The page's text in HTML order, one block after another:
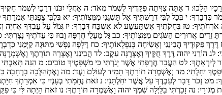
הָלָכוּ: ד אַתָּה צִוִּיתָה פִקֻּדֶיךָ לִשְׁמֹר מְאֹד: ה אַחֲלַי יִכֹּנוּ דְרָכָי לִשְׁמֹר
כִּדְבָרֶךָ: י בְּכָל לִבִּי דְרַשְׁתִּיךָ אַל תַּשְׁגֵּנִי מִמִּצְוֺתֶיךָ: יא בְּלִבִּי צָפַנְתִּי
אֹרְחֹתֶיךָ: טז בְּחֻקֹּתֶיךָ אֶשְׁתַּעֲשָׁע לֹא אֶשְׁכַּח דְּבָרֶךָ: יז גְּמֹל עַל עַבְדְּךָ אֶחְיֶה
זֵדִים אֲרוּרִים הַשֹּׁגִים מִמִּצְוֺתֶיךָ: כב גַּל מֵעָלַי חֶרְפָּה וָבוּז כִּי עֵדֹתֶיךָ נָצָרְתִּי:
דֶּרֶךְ פִּקּוּדֶיךָ הֲבִינֵנִי וְאָשִׂיחָה בְּנִפְלְאוֹתֶיךָ: כח דָּלְפָה נַפְשִׁי מִתּוּגָה קַיְּמֵנִי
לג הוֹרֵנִי יהוה דֶּרֶךְ חֻקֶּיךָ וְאֶצְּרֶנָּה עֵקֶב: לד הֲבִינֵנִי וְאֶצְּרָה תוֹרָתֶךָ
לְיִרְאָתֶךָ: לט הַעֲבֵר חֶרְפָּתִי אֲשֶׁר יָגֹרְתִּי כִּי מִשְׁפָּטֶיךָ טוֹבִים: מ הִנֵּה תָּאַבְתִּי
יִחָלְתִּי: מד וְאֶשְׁמְרָה תוֹרָתְךָ תָמִיד לְעוֹלָם וָעֶד: מה וְאֶתְהַלְּכָה בָרְחָבָה
מט זְכֹר דָּבָר לְעַבְדֶּךָ עַל אֲשֶׁר יִחַלְתָּנִי: נ זֹאת נֶחָמָתִי בְעָנְיִי כִּי אִמְרָתְךָ
מְגוּרָי: נה זָכַרְתִּי בַלַּיְלָה שִׁמְךָ יהוה וָאֶשְׁמְרָה תּוֹרָתֶךָ: נו זֹאת הָיְתָה לִּי כִּי